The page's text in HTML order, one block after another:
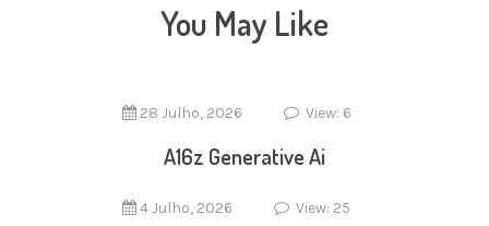
You May Like
28 Julho, 2026 View: 6
A16z Generative Ai
4 Julho, 2026 View: 25